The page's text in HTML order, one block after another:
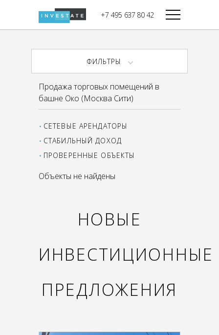
+7 495 637 80 42
Дикси
Магнолия
В башне
Запад
Башня Федерация-I
Восток
Город Столиц,
Северный блок
Южный блок
ФИЛЬТРЫ
Продажа торговых помещений в
башне Око (Москва Сити)
СЕТЕВЫЕ АРЕНДАТОРЫ
СТАБИЛЬНЫЙ ДОХОД
ПРОВЕРЕННЫЕ ОБЪЕКТЫ
Объекты не найдены
НОВЫЕ
ИНВЕСТИЦИОННЫЕ
ПРЕДЛОЖЕНИЯ